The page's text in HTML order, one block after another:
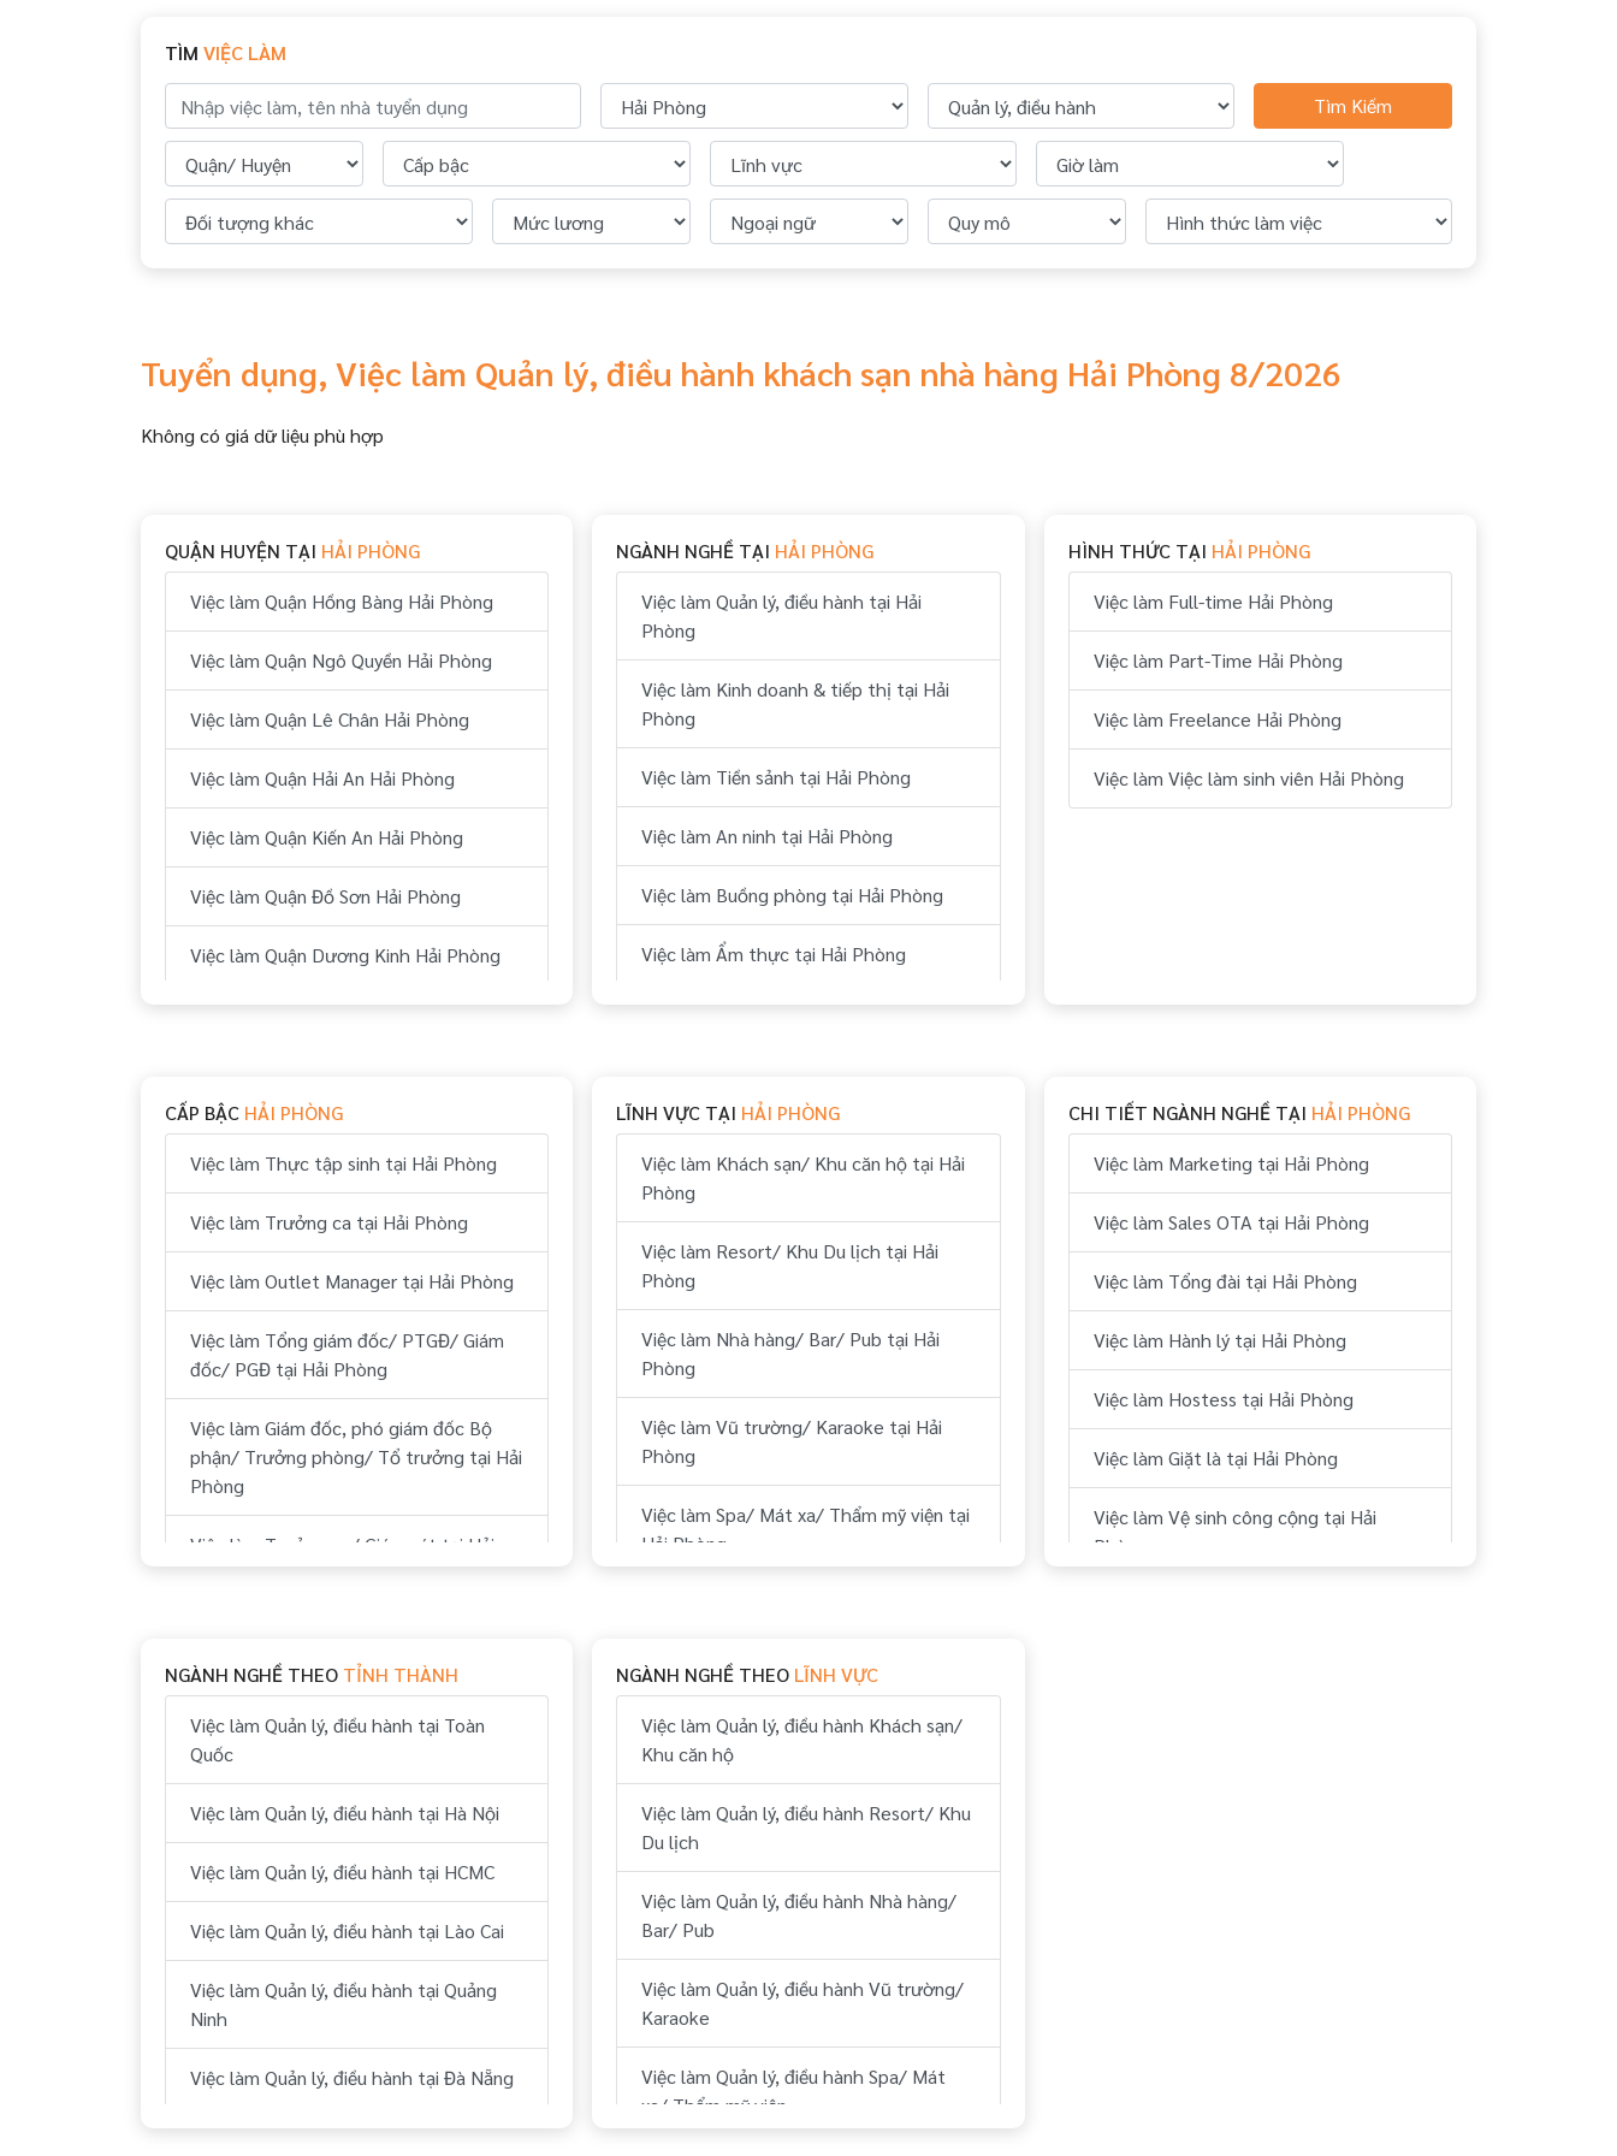
TÌM VIỆC LÀM
Tìm Kiếm
Tuyển dụng, Việc làm Quản lý, điều hành khách sạn nhà hàng Hải Phòng 8/2026
Không có giá dữ liệu phù hợp
QUẬN HUYỆN TẠI HẢI PHÒNG
Việc làm Quận Hồng Bàng Hải Phòng
Việc làm Quận Ngô Quyền Hải Phòng
Việc làm Quận Lê Chân Hải Phòng
Việc làm Quận Hải An Hải Phòng
Việc làm Quận Kiến An Hải Phòng
Việc làm Quận Đồ Sơn Hải Phòng
Việc làm Quận Dương Kinh Hải Phòng
Việc làm Huyện An Lão Hải Phòng
Việc làm Huyện Kiến Thụy Hải Phòng
Việc làm Huyện Tiên Lãng Hải Phòng
Việc làm Huyện Vĩnh Bảo Hải Phòng
Việc làm Huyện Cát Hải Hải Phòng
Việc làm Huyện Bạch Long Vĩ Hải Phòng
NGÀNH NGHỀ TẠI HẢI PHÒNG
Việc làm Quản lý, điều hành tại Hải
Phòng
Việc làm Kinh doanh & tiếp thị tại Hải
Phòng
Việc làm Tiền sảnh tại Hải Phòng
Việc làm An ninh tại Hải Phòng
Việc làm Buồng phòng tại Hải Phòng
Việc làm Ẩm thực tại Hải Phòng
Việc làm Vui chơi & giải trí tại Hải Phòng
Việc làm Hành chính, nhân sự tại Hải
Phòng
Việc làm Tài chính, kế toán tại Hải
Phòng
Việc làm Kỹ thuật tại Hải Phòng
Việc làm Lái xe tại Hải Phòng
Việc làm Lữ hành/ Du lịch (HDV, ĐH
Tour...) tại Hải Phòng
Hải Phòng
Việc làm IT tại Hải Phòng
Việc làm Việc làm sinh viên tại Hải
Phòng
Việc làm Bán hàng online tại Hải Phòng
Việc làm Khác tại Hải Phòng
HÌNH THỨC TẠI HẢI PHÒNG
Việc làm Full-time Hải Phòng
Việc làm Part-Time Hải Phòng
Việc làm Freelance Hải Phòng
Việc làm Việc làm sinh viên Hải Phòng
CẤP BẬC HẢI PHÒNG
Việc làm Thực tập sinh tại Hải Phòng
Việc làm Trưởng ca tại Hải Phòng
Việc làm Outlet Manager tại Hải Phòng
Việc làm Tổng giám đốc/ PTGĐ/ Giám
đốc/ PGĐ tại Hải Phòng
Việc làm Giám đốc, phó giám đốc Bộ
phận/ Trưởng phòng/ Tổ trưởng tại Hải
Phòng
Việc làm Trưởng ca/ Giám sát tại Hải
Việc làm Đào tạo viên tại Hải Phòng
Việc làm Trợ lý, thư ký tại Hải Phòng
Việc làm Nhân viên tại Hải Phòng
LĨNH VỰC TẠI HẢI PHÒNG
Việc làm Khách sạn/ Khu căn hộ tại Hải
Phòng
Việc làm Resort/ Khu Du lịch tại Hải
Phòng
Việc làm Nhà hàng/ Bar/ Pub tại Hải
Phòng
Việc làm Vũ trường/ Karaoke tại Hải
Phòng
Việc làm Spa/ Mát xa/ Thẩm mỹ viện tại
Hải Phòng
Việc làm Thể hình/ phòng tập tại Hải
Phòng
Việc làm Công ty Du lịch, lữ hành,
phòng vé tại Hải Phòng
Việc làm Hàng không/ Sân bay tại Hải
Phòng
Việc làm Du thuyền tại Hải Phòng
Việc làm Lao động ngoài nước tại Hải
Phòng
Việc làm Siêu thị/ Rạp phim/ Dịch vụ
công cộng tại Hải Phòng
CHI TIẾT NGÀNH NGHỀ TẠI HẢI PHÒNG
Việc làm Marketing tại Hải Phòng
Việc làm Sales OTA tại Hải Phòng
Việc làm Tổng đài tại Hải Phòng
Việc làm Hành lý tại Hải Phòng
Việc làm Hostess tại Hải Phòng
Việc làm Giặt là tại Hải Phòng
Việc làm Vệ sinh công cộng tại Hải
Phòng
NGÀNH NGHỀ THEO TỈNH THÀNH
Việc làm Quản lý, điều hành tại Toàn
Quốc
Việc làm Quản lý, điều hành tại Hà Nội
Việc làm Quản lý, điều hành tại HCMC
Việc làm Quản lý, điều hành tại Lào Cai
Việc làm Quản lý, điều hành tại Quảng
Ninh
Việc làm Quản lý, điều hành tại Đà Nẵng
NGÀNH NGHỀ THEO LĨNH VỰC
Việc làm Quản lý, điều hành Khách sạn/
Khu căn hộ
Việc làm Quản lý, điều hành Resort/ Khu
Du lịch
Việc làm Quản lý, điều hành Nhà hàng/
Bar/ Pub
Việc làm Quản lý, điều hành Vũ trường/
Karaoke
Việc làm Quản lý, điều hành Spa/ Mát
xa/ Thẩm mỹ viện